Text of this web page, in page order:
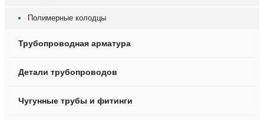
Полимерные колодцы
Трубопроводная арматура
Детали трубопроводов
Чугунные трубы и фитинги